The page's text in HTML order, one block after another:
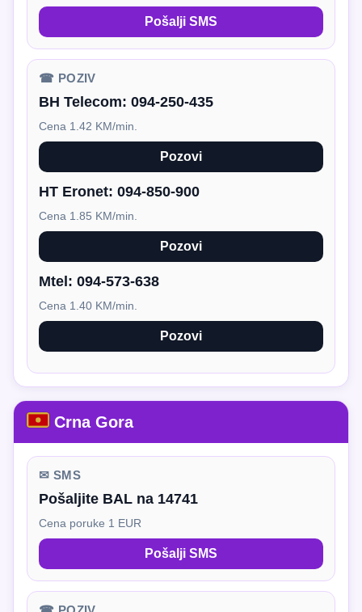
Pošalji SMS
☎ POZIV
BH Telecom: 094-250-435
Cena 1.42 KM/min.
Pozovi
HT Eronet: 094-850-900
Cena 1.85 KM/min.
Pozovi
Mtel: 094-573-638
Cena 1.40 KM/min.
Pozovi
Crna Gora
✉ SMS
Pošaljite BAL na 14741
Cena poruke 1 EUR
Pošalji SMS